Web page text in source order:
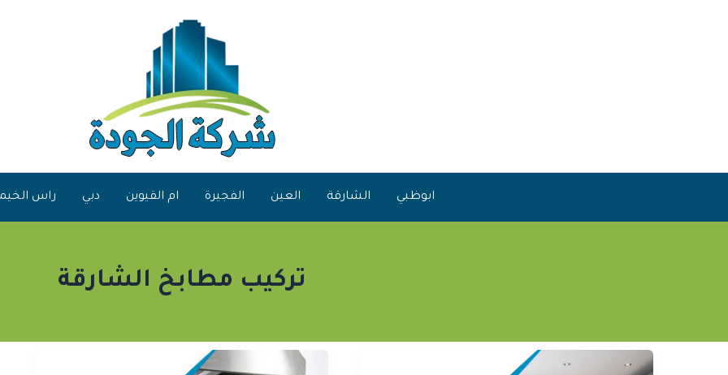
ابوظبي الشارقة العين الفجيرة ام القيوين دبي راس
تركيب مطابخ الشارقة